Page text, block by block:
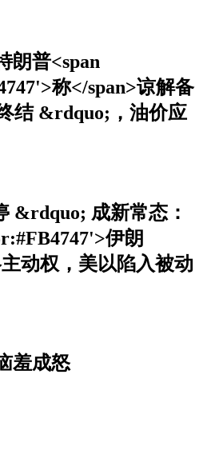
朗普<span
称</span>谅解备
结 &rdquo;，油价应
&rdquo; 成新常态：
伊朗
动权，美以陷入被动
羞成怒